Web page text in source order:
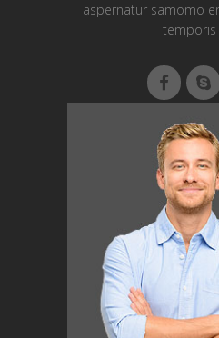
aspernatur samomo
temporis